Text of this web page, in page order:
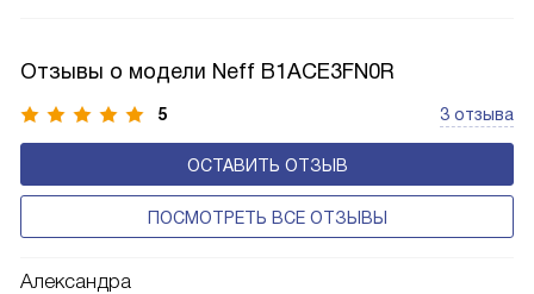
Отзывы о модели Neff B1ACE3FN0R
5 3 отзыва
ОСТАВИТЬ ОТЗЫВ
ПОСМОТРЕТЬ ВСЕ ОТЗЫВЫ
Александра